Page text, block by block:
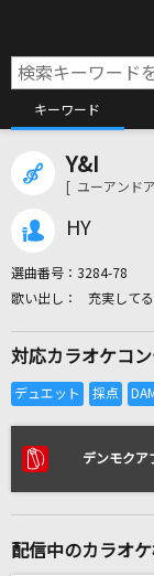
キーワード
リア
Y&I
[ ユーアンド
HY
選曲番号： 3284-78
充実して
対応カラオケコ
デンモクア
配信中のカラオ